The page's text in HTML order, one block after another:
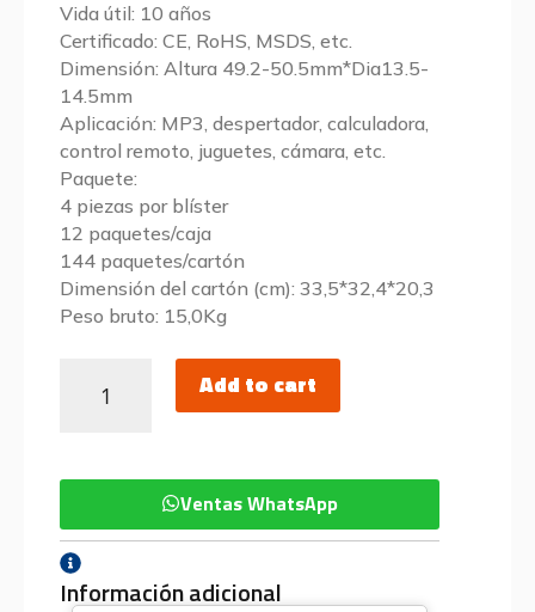
Vida útil: 10 años
Certificado: CE, RoHS, MSDS, etc.
Dimensión: Altura 49.2-50.5mm*Dia13.5-
14.5mm
Aplicación: MP3, despertador, calculadora,
control remoto, juguetes, cámara, etc.
Paquete:
4 piezas por blíster
12 paquetes/caja
144 paquetes/cartón
Dimensión del cartón (cm): 33,5*32,4*20,3
Peso bruto: 15,0Kg
Add to cart
Ventas WhatsApp
Información adicional